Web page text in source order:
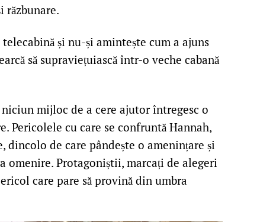
răzbunare.
și nu-și amintește cum a ajuns
să supraviețuiască într-o veche cabană
mijloc de a cere ajutor întregesc o
Pericolele cu care se confruntă Hannah,
dincolo de care pândește o amenințare și
omenire. Protagoniștii, marcați de alegeri
care pare să provină din umbra